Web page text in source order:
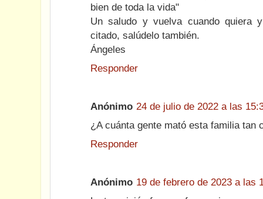
bien de toda la vida"
Un saludo y vuelva cuando quiera
citado, salúdelo también.
Ángeles
Responder
Anónimo 24 de julio de 2022 a las
¿A cuánta gente mató esta familia tan
Responder
Anónimo 19 de febrero de 2023 a las